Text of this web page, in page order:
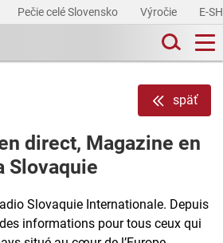
Pečie celé Slovensko Výročie E-
späť
direct, Magazine en
Slovaquie
Slovaquie Internationale. Depuis
informations pour tous ceux qui